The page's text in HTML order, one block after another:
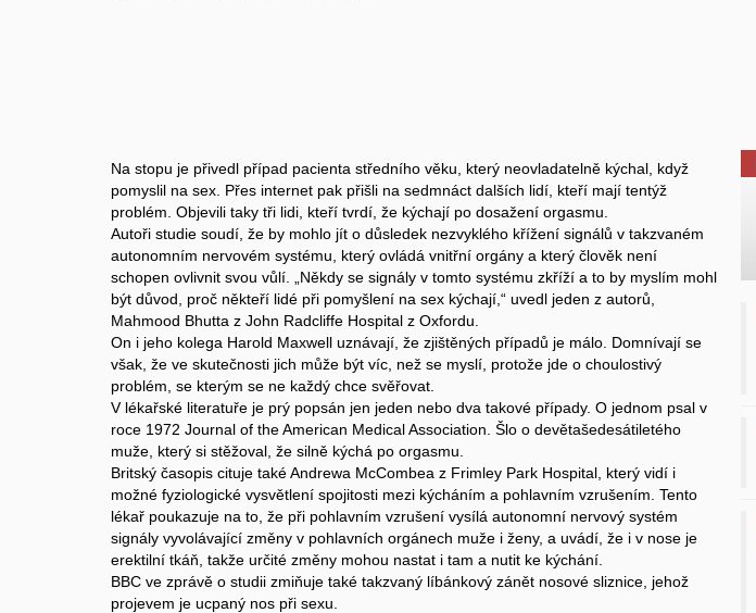
Na stopu je přivedl případ pacienta středního věku, který neovladatelně kýchal, když
pomyslil na sex. Přes internet pak přišli na sedmnáct dalších lidí, kteří mají tentýž
problém. Objevili taky tři lidi, kteří tvrdí, že kýchají po dosažení orgasmu.
Autoři studie soudí, že by mohlo jít o důsledek nezvyklého křížení signálů v takzvaném
autonomním nervovém systému, který ovládá vnitřní orgány a který člověk není
schopen ovlivnit svou vůlí. „Někdy se signály v tomto systému zkříží a to by myslím mohl
být důvod, proč někteří lidé při pomyšlení na sex kýchají,“ uvedl jeden z autorů,
Mahmood Bhutta z John Radcliffe Hospital z Oxfordu.
On i jeho kolega Harold Maxwell uznávají, že zjištěných případů je málo. Domnívají se
však, že ve skutečnosti jich může být víc, než se myslí, protože jde o choulostivý
problém, se kterým se ne každý chce svěřovat.
V lékařské literatuře je prý popsán jen jeden nebo dva takové případy. O jednom psal v
roce 1972 Journal of the American Medical Association. Šlo o devětašedesátiletého
muže, který si stěžoval, že silně kýchá po orgasmu.
Britský časopis cituje také Andrewa McCombea z Frimley Park Hospital, který vidí i
možné fyziologické vysvětlení spojitosti mezi kýcháním a pohlavním vzrušením. Tento
lékař poukazuje na to, že při pohlavním vzrušení vysílá autonomní nervový systém
signály vyvolávající změny v pohlavních orgánech muže i ženy, a uvádí, že i v nose je
erektilní tkáň, takže určité změny mohou nastat i tam a nutit ke kýchání.
BBC ve zprávě o studii zmiňuje také takzvaný líbánkový zánět nosové sliznice, jehož
projevem je ucpaný nos při sexu.